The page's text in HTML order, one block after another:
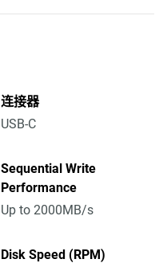
连接器
USB-C
Sequential Write
Performance
Up to 2000MB/s
Disk Speed (RPM)